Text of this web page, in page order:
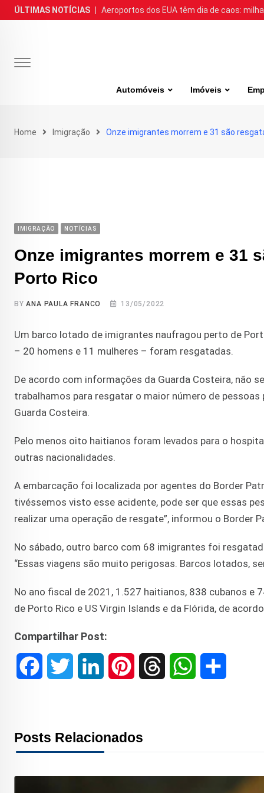
Skip
to
ÚLTIMAS NOTÍCIAS Aeroportos dos EUA têm dia de caos:
Automóveis Imóveis
Home Imigração Onze imigrantes morrem e 31 são
IMIGRAÇÃO NOTÍCIAS
Onze imigrantes morrem e 31
Porto Rico
BYANA PAULA FRANCO 13/05/2022
Um barco lotado de imigrantes naufragou perto de
– 20 homens e 11 mulheres – foram resgatadas.
De acordo com informações da Guarda Costeira, não
trabalhamos para resgatar o maior número de
Guarda Costeira.
Pelo menos oito haitianos foram levados para o
outras nacionalidades.
A embarcação foi localizada por agentes do Border
tivéssemos visto esse acidente, pode ser que essas
realizar uma operação de resgate”, informou o Border
No sábado, outro barco com 68 imigrantes foi
“Essas viagens são muito perigosas. Barcos lotados,
No ano fiscal de 2021, 1.527 haitianos, 838 cubanos e
de Porto Rico e US Virgin Islands e da Flórida, de
Compartilhar Post:
e t k t
Posts Relacionados